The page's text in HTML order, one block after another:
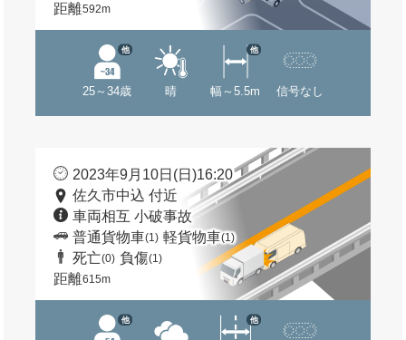
距離592m
25～34歳
他
晴 幅～5.5m
他
信号なし
2023年9月10日(日)16:20
佐久市中込 付近
車両相互 小破事故
普通貨物車(1) 軽貨物車(1)
死亡(0) 負傷(1)
距離615m
他 他